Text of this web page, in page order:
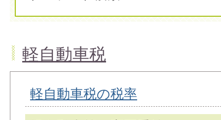
軽自動車税
軽自動車税の税率